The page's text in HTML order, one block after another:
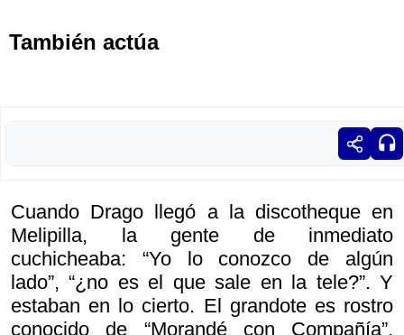
También actúa
Cuando Drago llegó a la discotheque en
Melipilla, la gente de inmediato
cuchicheaba: “Yo lo conozco de algún
lado”, “¿no es el que sale en la tele?”. Y
estaban en lo cierto. El grandote es rostro
conocido de “Morandé con Compañía”,